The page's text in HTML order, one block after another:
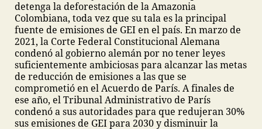
detenga la deforestación de la Amazonia
Colombiana, toda vez que su tala es la principal
fuente de emisiones de GEI en el país. En marzo de
2021, la Corte Federal Constitucional Alemana
condenó al gobierno alemán por no tener leyes
suficientemente ambiciosas para alcanzar las metas
de reducción de emisiones a las que se
comprometió en el Acuerdo de París. A finales de
ese año, el Tribunal Administrativo de París
condenó a sus autoridades para que redujeran 30%
sus emisiones de GEI para 2030 y disminuir la